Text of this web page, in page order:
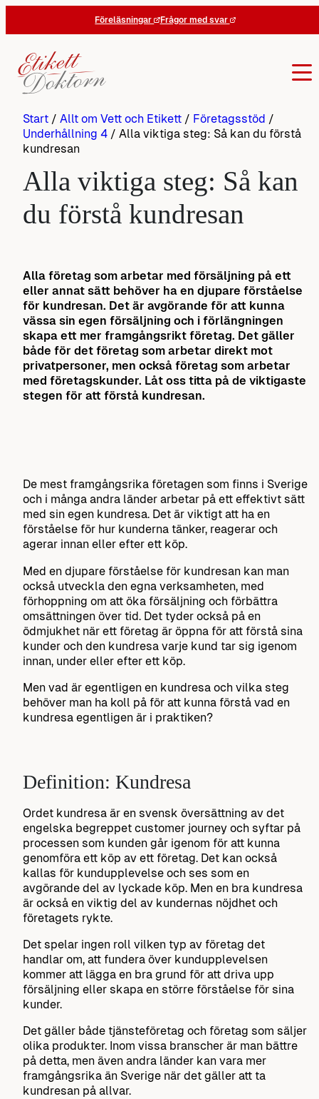
Föreläsningar Frågor med svar
Start / Allt om Vett och Etikett / Företagsstöd /
Underhållning 4 / Alla viktiga steg: Så kan du förstå
kundresan
Alla viktiga steg: Så kan
du förstå kundresan
Alla företag som arbetar med försäljning på ett
eller annat sätt behöver ha en djupare förståelse
för kundresan. Det är avgörande för att kunna
vässa sin egen försäljning och i förlängningen
skapa ett mer framgångsrikt företag. Det gäller
både för det företag som arbetar direkt mot
privatpersoner, men också företag som arbetar
med företagskunder. Låt oss titta på de viktigaste
stegen för att förstå kundresan.
De mest framgångsrika företagen som finns i Sverige
och i många andra länder arbetar på ett effektivt sätt
med sin egen kundresa. Det är viktigt att ha en
förståelse för hur kunderna tänker, reagerar och
agerar innan eller efter ett köp.
Med en djupare förståelse för kundresan kan man
också utveckla den egna verksamheten, med
förhoppning om att öka försäljning och förbättra
omsättningen över tid. Det tyder också på en
ödmjukhet när ett företag är öppna för att förstå sina
kunder och den kundresa varje kund tar sig igenom
innan, under eller efter ett köp.
Men vad är egentligen en kundresa och vilka steg
behöver man ha koll på för att kunna förstå vad en
kundresa egentligen är i praktiken?
Definition: Kundresa
Ordet kundresa är en svensk översättning av det
engelska begreppet customer journey och syftar på
processen som kunden går igenom för att kunna
genomföra ett köp av ett företag. Det kan också
kallas för kundupplevelse och ses som en
avgörande del av lyckade köp. Men en bra kundresa
är också en viktig del av kundernas nöjdhet och
företagets rykte.
Det spelar ingen roll vilken typ av företag det
handlar om, att fundera över kundupplevelsen
kommer att lägga en bra grund för att driva upp
försäljning eller skapa en större förståelse för sina
kunder.
Det gäller både tjänsteföretag och företag som säljer
olika produkter. Inom vissa branscher är man bättre
på detta, men även andra länder kan vara mer
framgångsrika än Sverige när det gäller att ta
kundresan på allvar.